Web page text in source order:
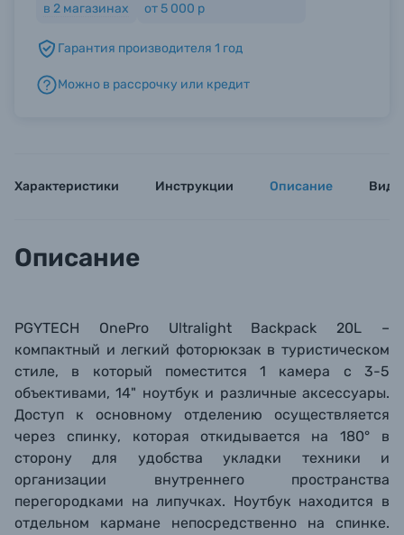
Б/У фототехника (Комиссионные товары)
в 2 магазинах
от 5 000 р
Гарантия производителя 1 год
Можно в рассрочку или кредит
Характеристики Инструкции Описание
Описание
PGYTECH OnePro Ultralight Backpack 20L –
компактный и легкий фоторюкзак в туристическом
стиле, в который поместится 1 камера с 3-5
объективами, 14" ноутбук и различные аксессуары.
Доступ к основному отделению осуществляется
через спинку, которая откидывается на 180° в
сторону для удобства укладки техники и
организации внутреннего пространства
перегородками на липучках. Ноутбук находится в
отдельном кармане непосредственно на спинке.